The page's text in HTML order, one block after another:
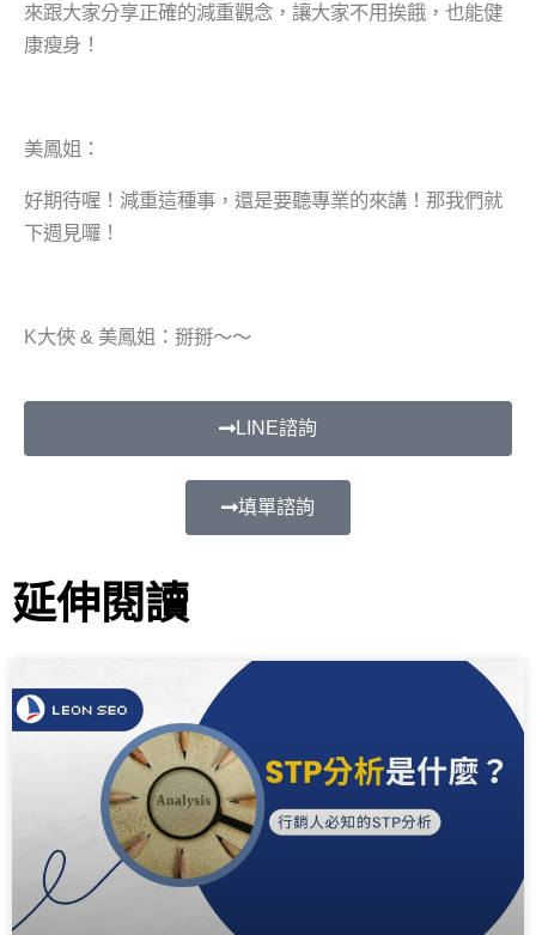
來跟大家分享正確的減重觀念，讓大家不用挨餓，也能健
康瘦身！
美鳳姐：
好期待喔！減重這種事，還是要聽專業的來講！那我們就
下週見囉！
K大俠 & 美鳳姐：掰掰～～
LINE諮詢
填單諮詢
延伸閱讀
面面面面面